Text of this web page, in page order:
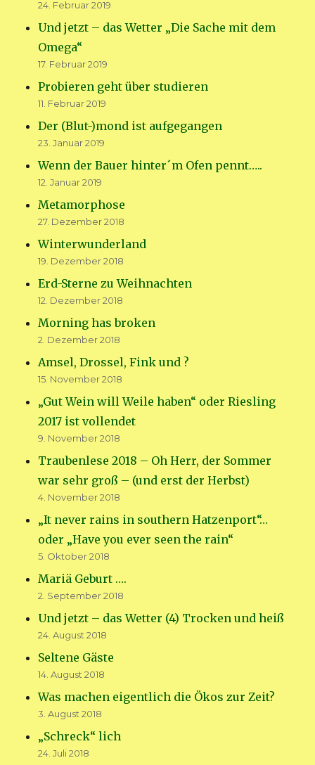
24. Februar 2019
Und jetzt – das Wetter „Die Sache mit dem
Omega“
17. Februar 2019
Probieren geht über studieren
11. Februar 2019
Der (Blut-)mond ist aufgegangen
23. Januar 2019
Wenn der Bauer hinter´m Ofen pennt…..
12. Januar 2019
Metamorphose
27. Dezember 2018
Winterwunderland
19. Dezember 2018
Erd-Sterne zu Weihnachten
12. Dezember 2018
Morning has broken
2. Dezember 2018
Amsel, Drossel, Fink und ?
15. November 2018
„Gut Wein will Weile haben“ oder Riesling
2017 ist vollendet
9. November 2018
Traubenlese 2018 – Oh Herr, der Sommer
war sehr groß – (und erst der Herbst)
4. November 2018
„It never rains in southern Hatzenport“…
oder „Have you ever seen the rain“
5. Oktober 2018
Mariä Geburt ….
2. September 2018
Und jetzt – das Wetter (4) Trocken und heiß
24. August 2018
Seltene Gäste
14. August 2018
Was machen eigentlich die Ökos zur Zeit?
3. August 2018
„Schreck“ lich
24. Juli 2018